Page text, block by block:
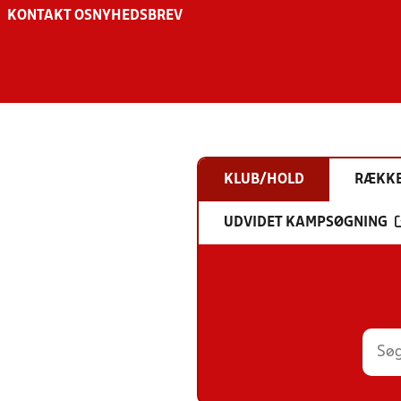
KONTAKT OS NYHEDSBREV
KLUB/HOLD
UDVIDET KAMPSØGNING